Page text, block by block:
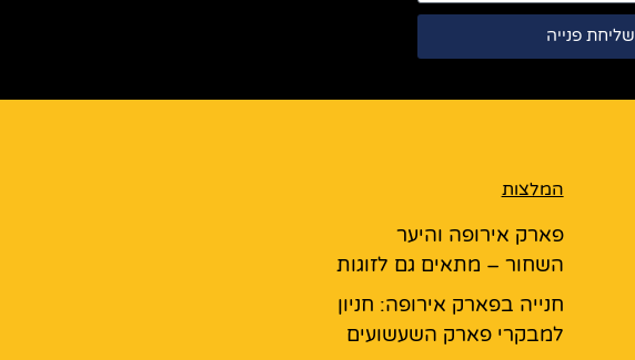
שליחת פנייה
המלצות
פארק אירופה והיער
השחור – מתאים גם לזוגות
חנייה בפארק אירופה: חניון
למבקרי פארק השעשועים